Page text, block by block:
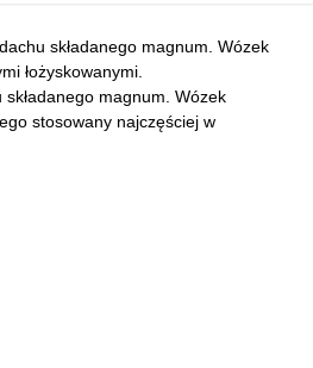
składanego magnum. Wózek
łożyskowanymi.
magnum. Wózek
stosowany najczęściej w